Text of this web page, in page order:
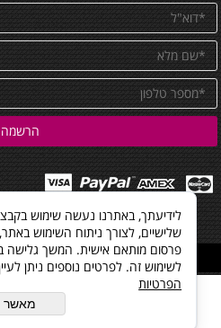
reserved
שלישיים, לצורך ניתוח השימוש
פרסום מותאם אישית. המשך
לשימוש זה. לפרטים נוספים ניתן
הפרטיות
מאשר